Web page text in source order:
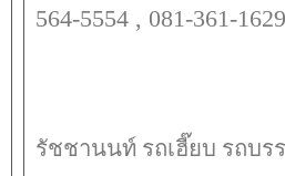
564-5554 , 081-361-1629
รัชชานนท์ รถเฮี๊ยบ รถบร